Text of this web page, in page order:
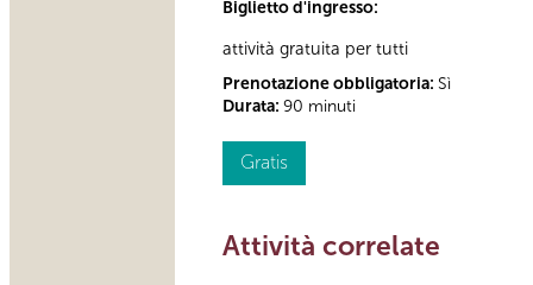
Biglietto d'ingresso:
attività gratuita per tutti
Prenotazione obbligatoria: Sì
Durata: 90 minuti
Gratis
Attività correlate